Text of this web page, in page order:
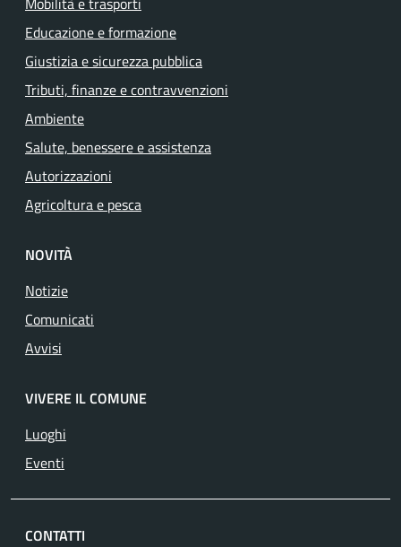
Educazione e formazione
Giustizia e sicurezza pubblica
Tributi, finanze e contravvenzioni
Ambiente
Salute, benessere e assistenza
Autorizzazioni
Agricoltura e pesca
NOVITÀ
Notizie
Comunicati
Avvisi
VIVERE IL COMUNE
Luoghi
Eventi
CONTATTI